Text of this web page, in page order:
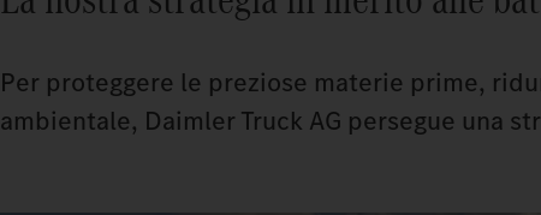
Per proteggere le preziose materie prime,
ambientale, Daimler Truck AG persegue una